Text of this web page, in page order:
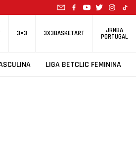
3×3 3X3BASKETART JRNBA
PORTUGAL
LIGA BETCLIC FEMININA